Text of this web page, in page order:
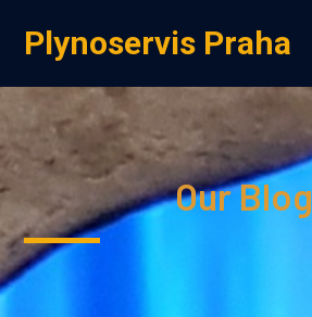
Plynoservis Praha
Our Blog